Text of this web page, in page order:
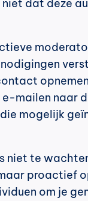
dat deze
mailen naar
mogelijk
niet te
proactief
om je